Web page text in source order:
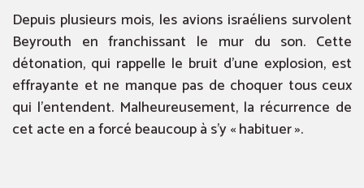
Depuis plusieurs mois, les avions israéliens survolent
Beyrouth en franchissant le mur du son. Cette
détonation, qui rappelle le bruit d’une explosion, est
effrayante et ne manque pas de choquer tous ceux
qui l’entendent. Malheureusement, la récurrence de
cet acte en a forcé beaucoup à s’y « habituer ».